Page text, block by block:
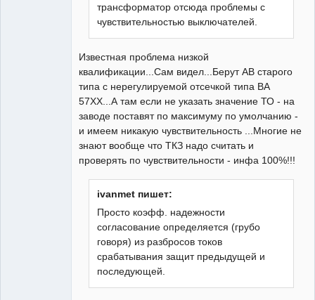
трансформатор отсюда проблемы с
чувствительностью выключателей.
Известная проблема низкой
квалификации...Сам видел...Берут АВ старого
типа с нерегулируемой отсечкой типа ВА
57ХХ...А там если не указать значение ТО - на
заводе поставят по максимуму по умолчанию -
и имеем никакую чувствительность ...Многие не
знают вообще что ТКЗ надо считать и
проверять по чувствительности - инфа 100%!!!
ivanmet пишет:
Просто коэфф. надежности
согласование определяется (грубо
говоря) из разбросов токов
срабатывания защит предыдущей и
последующей.